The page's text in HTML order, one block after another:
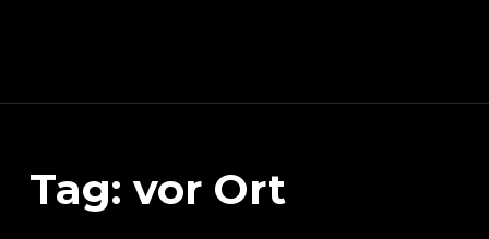
Schnitzeljagd, Photography, Dev, Quake Mapping
Tag:vor Ort